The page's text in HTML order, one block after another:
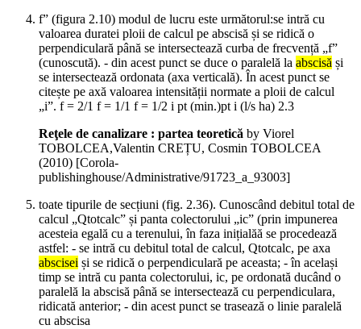
f” (figura 2.10) modul de lucru este următorul:se intră cu
valoarea duratei ploii de calcul pe abscisă și se ridică o
perpendiculară până se intersectează curba de frecvență „f”
(cunoscută). - din acest punct se duce o paralelă la abscisă și
se intersectează ordonata (axa verticală). În acest punct se
citește pe axă valoarea intensității normate a ploii de calcul
„i”. f = 2/1 f = 1/1 f = 1/2 i pt (min.)pt i (l/s ha) 2.3
Reţele de canalizare : partea teoretică by Viorel
TOBOLCEA,Valentin CREȚU, Cosmin TOBOLCEA
(2010) [Corola-
publishinghouse/Administrative/91723_a_93003]
toate tipurile de secțiuni (fig. 2.36). Cunoscând debitul total de
calcul „Qtotcalc” și panta colectorului „ic” (prin impunerea
acesteia egală cu a terenului, în faza inițialăă se procedează
astfel: - se intră cu debitul total de calcul, Qtotcalc, pe axa
abscisei și se ridică o perpendiculară pe aceasta; - în același
timp se intră cu panta colectorului, ic, pe ordonată ducând o
paralelă la abscisă până se intersectează cu perpendiculara,
ridicată anterior; - din acest punct se trasează o linie paralelă
cu abscisa